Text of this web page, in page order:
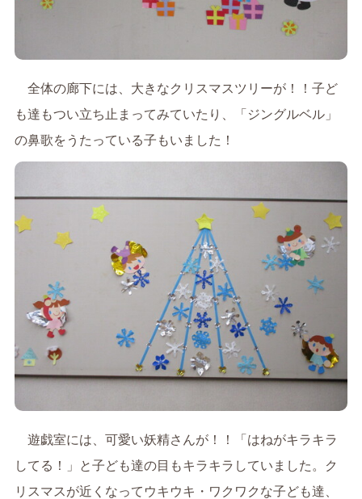
全体の廊下には、大きなクリスマスツリーが！！子ど
も達もつい立ち止まってみていたり、「ジングルベル」
の鼻歌をうたっている子もいました！
遊戯室には、可愛い妖精さんが！！「はねがキラキラ
してる！」と子ども達の目もキラキラしていました。ク
リスマスが近くなってウキウキ・ワクワクな子ども達、